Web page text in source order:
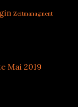
Zeitmanagment
Mai 2019